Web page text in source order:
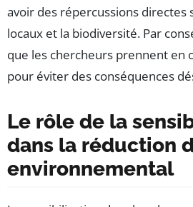
avoir des répercussions directes
locaux et la biodiversité. Par
que les chercheurs prennent en
pour éviter des conséquences
Le rôle de la
dans la réduction
environnemental